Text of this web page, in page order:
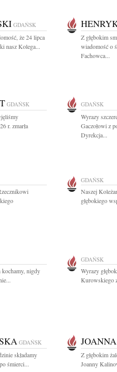
GDAŃSK
że 24 lipca
nasz Kolega...
Z głębokim
wiadomość o
Fachowca...
GDAŃSK
r. zmarła
GDAŃSK
Wyrazy
Gaczołowi z
Dyrekcja...
GDAŃSK
Naszej
głębokiego
kochamy, nigdy
GDAŃSK
Wyrazy
Kurowskiego
GDAŃSK
składamy
śmierci...
Z głębokim
Joanny